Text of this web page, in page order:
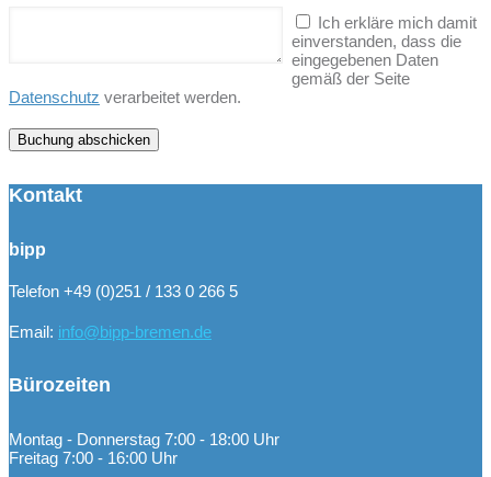
Ich erkläre mich damit
einverstanden, dass die
eingegebenen Daten
gemäß der Seite
Datenschutz verarbeitet werden.
Kontakt
bipp
Telefon +49 (0)251 / 133 0 266 5
Email: info@bipp-bremen.de
Bürozeiten
Montag - Donnerstag 7:00 - 18:00 Uhr
Freitag 7:00 - 16:00 Uhr